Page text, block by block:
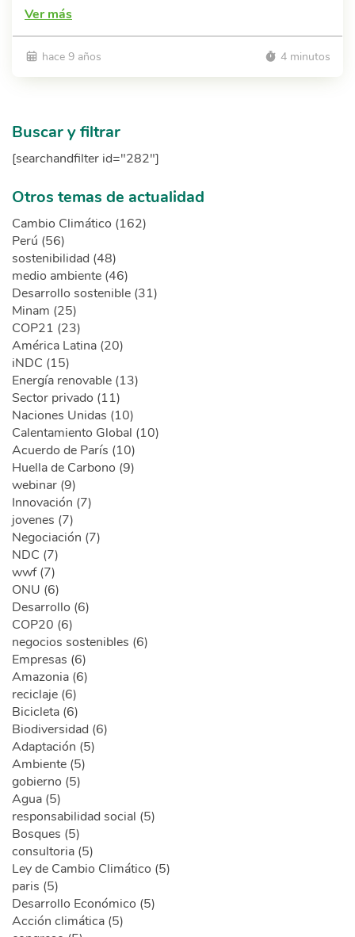
Ver más
hace 9 años 4 minutos
Buscar y filtrar
[searchandfilter id="282"]
Otros temas de actualidad
Cambio Climático (162)
Perú (56)
sostenibilidad (48)
medio ambiente (46)
Desarrollo sostenible (31)
Minam (25)
COP21 (23)
América Latina (20)
iNDC (15)
Energía renovable (13)
Sector privado (11)
Naciones Unidas (10)
Calentamiento Global (10)
Acuerdo de París (10)
Huella de Carbono (9)
webinar (9)
Innovación (7)
jovenes (7)
Negociación (7)
NDC (7)
wwf (7)
ONU (6)
Desarrollo (6)
COP20 (6)
negocios sostenibles (6)
Empresas (6)
Amazonia (6)
reciclaje (6)
Bicicleta (6)
Biodiversidad (6)
Adaptación (5)
Ambiente (5)
gobierno (5)
Agua (5)
responsabilidad social (5)
Bosques (5)
consultoria (5)
Ley de Cambio Climático (5)
paris (5)
Desarrollo Económico (5)
Acción climática (5)